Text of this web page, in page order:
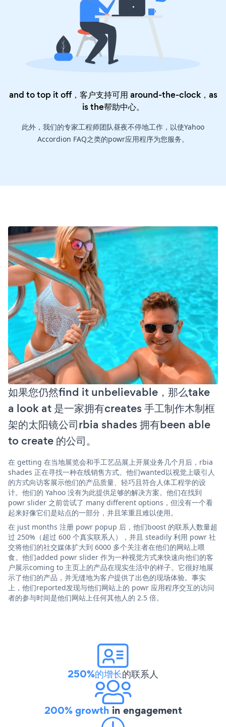
and to top it off，客户支持可用 around-the-clock，as
is the帮助中心。
此外，我们的专家工程师团队昼夜不停地工作，以使Yahoo
Accordion FAQ之类的powr应用程序为您服务。
如果您仍然find it unbelievable，那么take
a look at 是一家拥有creates 手工制作木制框
架的太阳镜公司rbia shades 拥有been able
to create 的公司。
在 getting 在当地展览会和手工艺品展上开展业务几个月后，rbia
shades 正在寻找一种在线销售方式。他们wanted以视觉上吸引人
的方式向访客展示他们的产品质量、轻巧且符合人体工程学的设
计。他们的 Yahoo 没有为此提供足够的解决方案。他们在找到
powr slider 之前尝试了 many different options，但没有一个看
起来好像它们是站点的一部分，并且笨重且难以使用。
在 just months 注册 powr popup 后，他们boost 的联系人数量超
过 250%（超过 600 个真实联系人），并且 steadily 利用 powr 社
交将他们的社交媒体扩大到 6000 多个关注者在他们的网站上喂
食。他们added powr slider 作为一种视觉方式来快速向他们的客
户展示coming to 主页上的产品在现实生活中的样子。它很好地展
示了他们的产品，并无缝地为客户提供了出色的现场体验。事实
上，他们reported发现与他们网站上的 powr 应用程序交互的访问
者的参与时间是他们网站上任何其他人的 2.5 倍。
250%的增长的联系人
200% growth in engagement